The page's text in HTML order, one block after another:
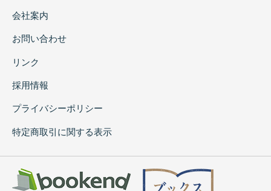
会社案内
お問い合わせ
リンク
採用情報
プライバシーポリシー
特定商取引に関する表示